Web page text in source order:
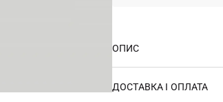
ОПИС
ДОСТАВКА І ОПЛАТА